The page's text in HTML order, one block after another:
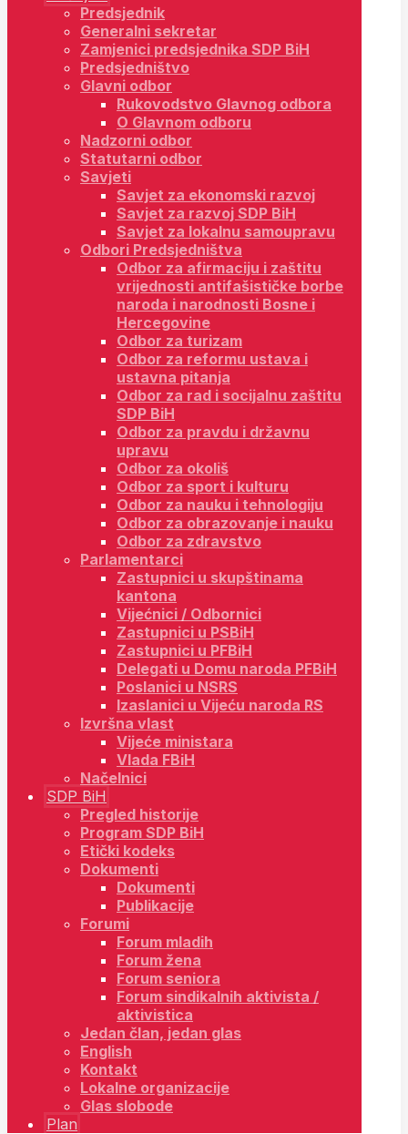
Predsjednik
Generalni sekretar
Zamjenici predsjednika SDP BiH
Predsjedništvo
Glavni odbor
Rukovodstvo Glavnog odbora
O Glavnom odboru
Nadzorni odbor
Statutarni odbor
Savjeti
Savjet za ekonomski razvoj
Savjet za razvoj SDP BiH
Savjet za lokalnu samoupravu
Odbori Predsjedništva
Odbor za afirmaciju i zaštitu
vrijednosti antifašističke borbe
naroda i narodnosti Bosne i
Hercegovine
Odbor za turizam
Odbor za reformu ustava i
ustavna pitanja
Odbor za rad i socijalnu zaštitu
SDP BiH
Odbor za pravdu i državnu
upravu
Odbor za okoliš
Odbor za sport i kulturu
Odbor za nauku i tehnologiju
Odbor za obrazovanje i nauku
Odbor za zdravstvo
Parlamentarci
Zastupnici u skupštinama
kantona
Vijećnici / Odbornici
Zastupnici u PSBiH
Zastupnici u PFBiH
Delegati u Domu naroda PFBiH
Poslanici u NSRS
Izaslanici u Vijeću naroda RS
Izvršna vlast
Vijeće ministara
Vlada FBiH
Načelnici
SDP BiH
Pregled historije
Program SDP BiH
Etički kodeks
Dokumenti
Dokumenti
Publikacije
Forumi
Forum mladih
Forum žena
Forum seniora
Forum sindikalnih aktivista /
aktivistica
Jedan član, jedan glas
English
Kontakt
Lokalne organizacije
Glas slobode
Plan